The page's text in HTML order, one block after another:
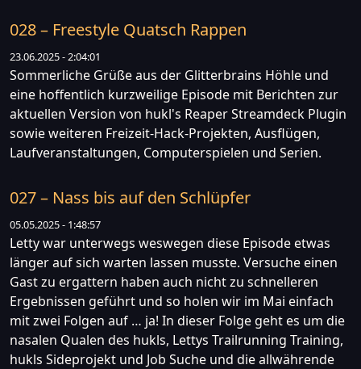
028 – Freestyle Quatsch Rappen
23.06.2025 - 2:04:01
Sommerliche Grüße aus der Glitterbrains Höhle und
eine hoffentlich kurzweilige Episode mit Berichten zur
aktuellen Version von hukl's Reaper Streamdeck Plugin
sowie weiteren Freizeit-Hack-Projekten, Ausflügen,
Laufveranstaltungen, Computerspielen und Serien.
027 – Nass bis auf den Schlüpfer
05.05.2025 - 1:48:57
Letty war unterwegs weswegen diese Episode etwas
länger auf sich warten lassen musste. Versuche einen
Gast zu ergattern haben auch nicht zu schnelleren
Ergebnissen geführt und so holen wir im Mai einfach
mit zwei Folgen auf … ja! In dieser Folge geht es um die
nasalen Qualen des hukls, Lettys Trailrunning Training,
hukls Sideprojekt und Job Suche und die allwährende